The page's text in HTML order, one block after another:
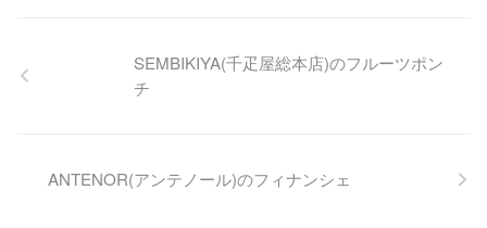
SEMBIKIYA(千疋屋総本店)のフルーツポン
チ
ANTENOR(アンテノール)のフィナンシェ